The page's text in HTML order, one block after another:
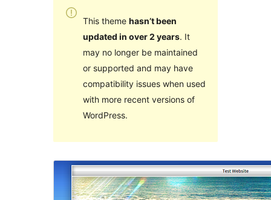
This theme hasn’t been
updated in over 2 years. It
may no longer be maintained
or supported and may have
compatibility issues when used
with more recent versions of
WordPress.